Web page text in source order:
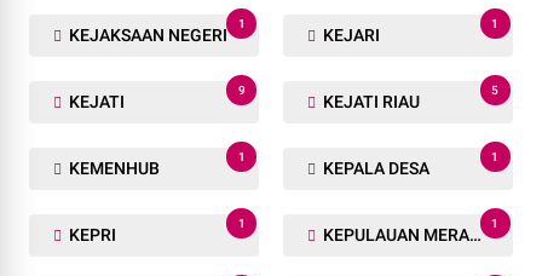
KEJAKSAAN NEGERI
1
KEJARI
1
KEJATI
9
KEJATI RIAU
5
KEMENHUB
1
KEPALA DESA
1
KEPRI
1
KEPULAUAN MERANTI
1